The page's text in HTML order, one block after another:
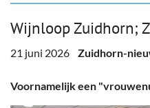
Welzijn & Maatschappij
Bedrijven
Wijnloop Zuidhorn;
21 juni 2026 Zuidhorn-
Voornamelijk een